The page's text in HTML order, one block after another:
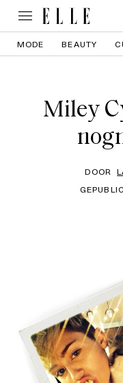
MODE BEAUTY
Miley
DOOR